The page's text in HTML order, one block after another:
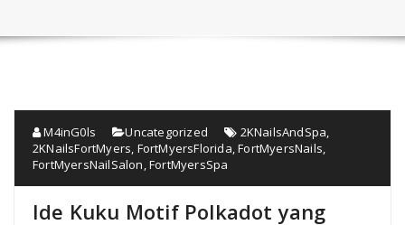
M4inG0ls Uncategorized 2KNailsAndSpa
2KNailsFortMyers FortMyersFlorida ,FortMyersNails
FortMyersNailSalon ,FortMyersSpa
Ide Kuku Motif Polkadot yang